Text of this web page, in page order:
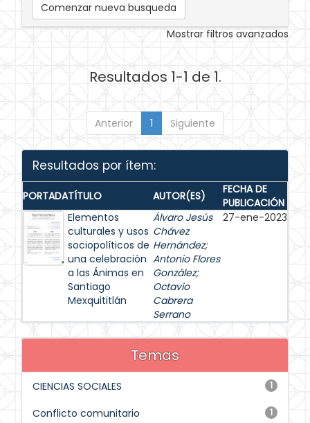
Comenzar nueva busqueda
Mostrar filtros avanzados
Resultados 1-1 de 1.
Anterior 1 Siguiente
Resultados por ítem:
PORTADATÍTULO AUTOR(ES)
FECHA DE
PUBLICACIÓN
Elementos
culturales y usos
sociopolíticos de
una celebración
a las Ánimas en
Santiago
Mexquititlán
Álvaro Jesús
Chávez
Hernández;
Antonio Flores
González;
Octavio
Cabrera
Serrano
27-ene-2023
Temas
1
CIENCIAS SOCIALES
1
Conflicto comunitario